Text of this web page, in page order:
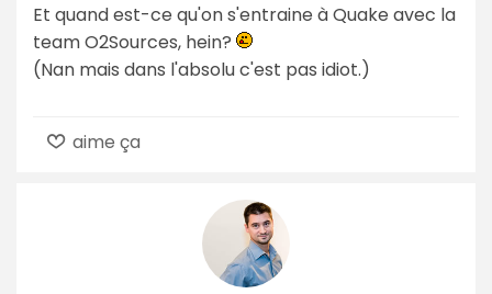
Et quand est-ce qu'on s'entraine à Quake avec la
team O2Sources, hein?
(Nan mais dans l'absolu c'est pas idiot.)
aime ça